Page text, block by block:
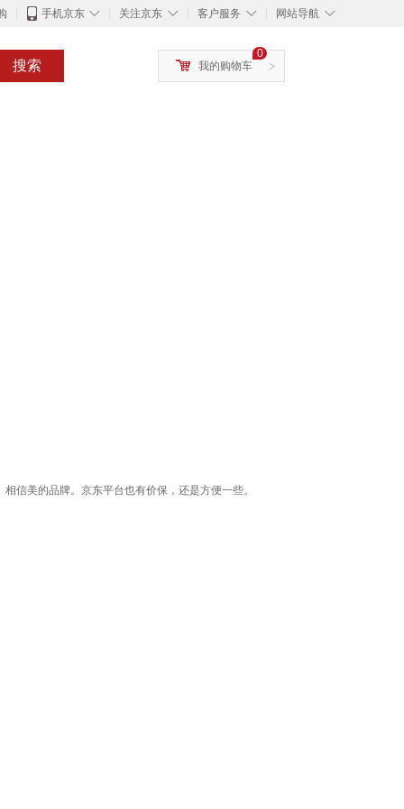
◇
手机京东 ◇
关注京东 ◇
客户服务 ◇
网站导航
搜索 >
0
我的购物车
信美的品牌。京东平台也有价保，还是方便一些。